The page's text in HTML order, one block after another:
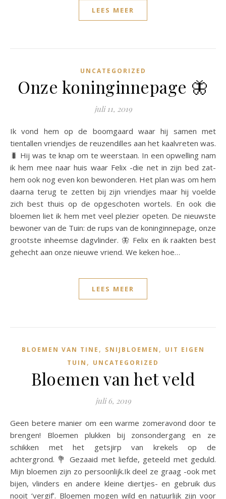
LEES MEER
UNCATEGORIZED
Onze koninginnepage 🦋
juli 11, 2019
Ik vond hem op de boomgaard waar hij samen met
tientallen vriendjes de reuzendilles aan het kaalvreten was.
🐛 Hij was te knap om te weerstaan. In een opwelling nam
ik hem mee naar huis waar Felix -die net in zijn bed zat-
hem ook nog even kon bewonderen. Het plan was om hem
daarna terug te zetten bij zijn vriendjes maar hij voelde
zich best thuis op de opgeschoten wortels. En ook die
bloemen liet ik hem met veel plezier opeten. De nieuwste
bewoner van de Tuin: de rups van de koninginnepage, onze
grootste inheemse dagvlinder. 🦋 Felix en ik raakten best
gehecht aan onze nieuwe vriend. We keken hoe…
LEES MEER
BLOEMEN VAN TINE , SNIJBLOEMEN , UIT EIGEN
TUIN , UNCATEGORIZED
Bloemen van het veld
juli 6, 2019
Geen betere manier om een warme zomeravond door te
brengen! Bloemen plukken bij zonsondergang en ze
schikken met het getsjirp van krekels op de
achtergrond. 💐 Gezaaid met liefde, geteeld met geduld.
Mijn bloemen zijn zo persoonlijk.Ik deel ze graag -ook met
bijen, vlinders en andere kleine diertjes- en gebruik dus
nooit ‘vergif’. Bloemen mogen wild en natuurlijk zijn voor